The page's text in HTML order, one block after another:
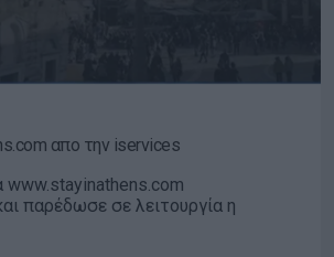
απο την iservices
www.stayinathens.com
παρέδωσε σε λειτουργία η